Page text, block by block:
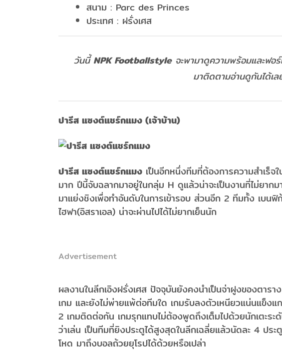
สนาม : Parc des Princes
ประเทศ : ฝรั่งเศส
วันนี้NPK Footballstyleจะพามาดูความพร้อมและฟอ
มาติดตามอ่านดูกันได้เล
ปารีส แซงต์แชร์กแมง (เจ้าบ้าน)
ปารีส แซงต์แชร์กแมง เป็นอีกหนึ่งทีมที่ต้องการความสำเร็จ
มาก ปีนี้จับฉลากมาอยู่ในกลุ่ม H ดูแล้วน่าจะเป็นงานที่ไม่ยา
มาแย่งชิงเพื่อทำอันดับในการเข้ารอบ ส่วนอีก 2 ทีมทั้ง เบนฟิ
ไฮฟา(อิสราเอล) น่าจะผ่านไปได้ไม่ยากเย็นนัก
Advertisement
ผลงานในลีกเอิงฝรั่งเศส ปัจจุบันยังคงนำเป็นจ่าฝูงของตาร
เกม และยังไม่พ่ายแพ้ต่อทีมใด เกมรับลงตัวเหนียวแน่นแข็ง
2 เกมติดต่อกัน เกมรุกแทบไม่ต้องพูดถึงเต็มไปด้วยนักเตะระ
ว่าเล่น เป็นทีมที่ยิงประตูได้สูงสุดในลีกเฉลี่ยแล้วนัดละ 4 ปร
โหด มาถึงบอลถ้วยยุโรปได้ด้วยหรือเปล่า